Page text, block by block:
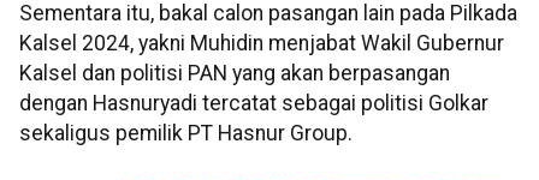
Sementara itu, bakal calon pasangan lain pada Pilkada
Kalsel 2024, yakni Muhidin menjabat Wakil Gubernur
Kalsel dan politisi PAN yang akan berpasangan
dengan Hasnuryadi tercatat sebagai politisi Golkar
sekaligus pemilik PT Hasnur Group.